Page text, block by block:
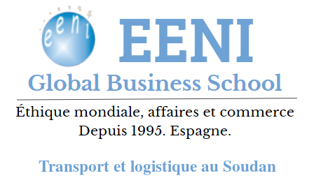
Transport et logistique au Soudan